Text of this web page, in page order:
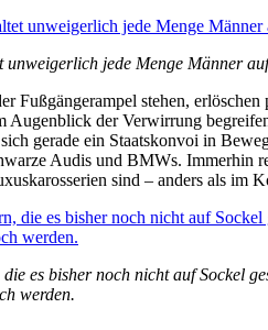
unweigerlich jede Menge Männer
Fußgängerampel stehen,
Augenblick der Verwirrung
gerade ein Staatskonvoi in
Audis und BMWs. Immerhin
sind – anders als im
es bisher noch nicht auf Sockel
werden.